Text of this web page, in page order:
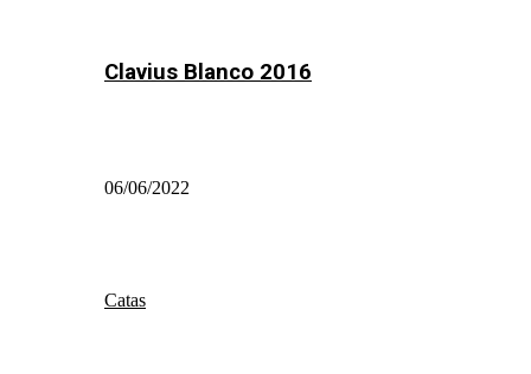
Clavius Blanco 2016
06/06/2022
Catas